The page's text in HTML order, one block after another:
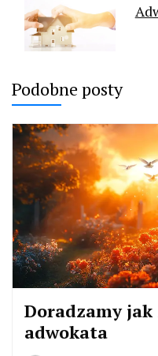
Podobne posty
Doradzamy jak
adwokata